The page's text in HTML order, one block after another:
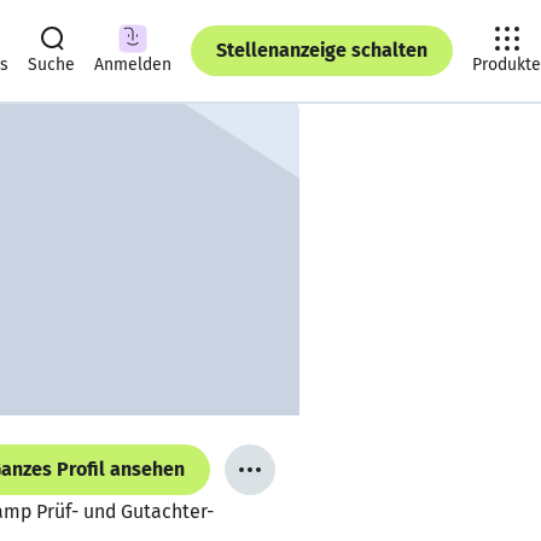
Suche Anmelden
Stellenanzeige schalten
Produkte
Profil ansehen
Prüf- und Gutachter-